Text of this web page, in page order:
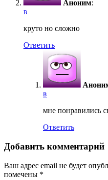
Аноним:
в
круто но сложно
Ответить
в
мне понравились
Ответить
Добавить комментарий
Ваш адрес email не будет
помечены *